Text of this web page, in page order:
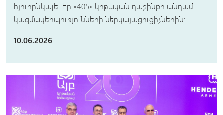
հյուրընկալել էր «405» կրթական դաշինքի անդամ
կազմակերպությունների ներկայացուցիչներին։
10.06.2026